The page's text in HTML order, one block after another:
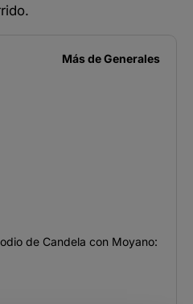
Más deGenerales
de Candela con Moyano: